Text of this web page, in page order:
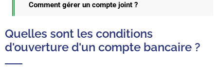
Comment gérer un compte joint ?
Quelles sont les conditions
d'ouverture d'un compte bancaire ?